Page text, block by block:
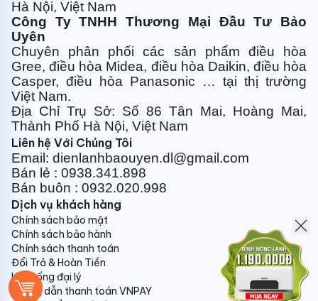
cho người tiêu dùng bao gồm: Tiết kiệm điện năng
(tiết kiệm chi phí hóa đơn tiền điện hàng tháng), vận
hành êm ái, biên độ thay đổi nhiệt độ thấp mang đến
sự thoải mái dễ chịu và giúp gia tăng tuổi thọ của sản
phẩm. Chính vì thế mà hầu hết các hãng điều hòa đều
tích hợp công nghệ này cho các sản phẩm cao cấp
nhất của mình. Hiện tại với sản phẩm máy điều hòa
nối ống gió thì chỉ Daikin FBA60BVMA và
PanasonicS-21PF2H5-8
tiên tiến mới nhất này.
Sử dụng gas R410a thân thiện
Điều hòa âm trần nối ống gió Panasonic sử dụng môi
chất làm lạnh mới gas R410a. R410a được chứng minh
và công nhận là loại gas lạnh thế hệ mới có hiệu suất
truyền nhiệt cao hơn giúp tiết kiệm điện năng, không
chứa chất gây suy giảm tầng Ozone. Vì vậy, R410a là
sự lựa chọn đáng tin cậy đối với người sử dụng, nhằm
Hà Nội, Việt Nam
Công Ty TNHH Thương Mại Đầu Tư Bảo
Uyên
Chuyên phân phối các sản phẩm điều hòa
Gree, điều hòa Midea, điều hòa Daikin, điều hòa
Casper, điều hòa Panasonic … tại thị trường
Việt Nam.
Địa Chỉ Trụ Sở: Số 86 Tân Mai, Hoàng Mai,
Thành Phố Hà Nội, Việt Nam
Liên hệ Với Chúng Tôi
Email: dienlanhbaouyen.dl@gmail.com
Bán lẻ : 0938.341.898
Bán buôn : 0932.020.998
Dịch vụ khách hàng
Chính sách bảo mật
Chính sách bảo hành
Chính sách thanh toán
Đổi Trả & Hoàn Tiền
Hệ thống đại lý
Hướng dẫn thanh toán VNPAY